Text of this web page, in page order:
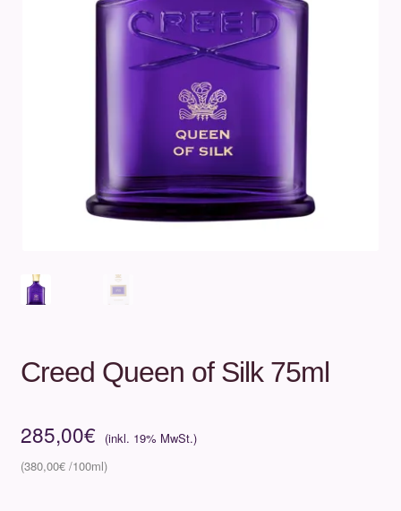
Creed Queen of Silk 75ml
285,00€
380,00€